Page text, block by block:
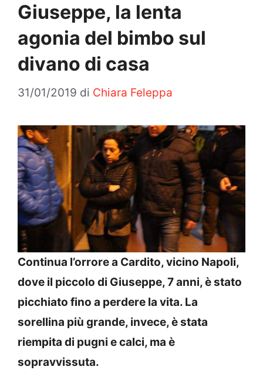
Giuseppe, la lenta
agonia del bimbo sul
divano di casa
31/01/2019 di Chiara Feleppa
Continua l’orrore a Cardito, vicino Napoli,
dove il piccolo di Giuseppe, 7 anni, è stato
picchiato fino a perdere la vita. La
sorellina più grande, invece, è stata
riempita di pugni e calci, ma è
sopravvissuta.